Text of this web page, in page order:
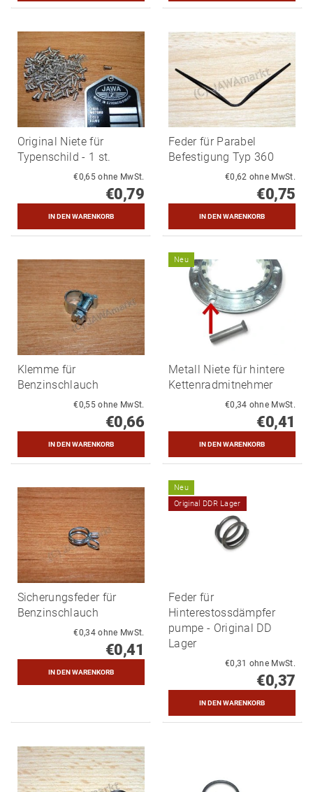
Original Niete für
Typenschild - 1 st.
€0,65 ohne MwSt.
€0,79
Feder für Parabel
Befestigung Typ 360
€0,62 ohne MwSt.
€0,75
Klemme für
Benzinschlauch
€0,55 ohne MwSt.
€0,66
Neu
Metall Niete für hintere
Kettenradmitnehmer
€0,34 ohne MwSt.
€0,41
Sicherungsfeder für
Benzinschlauch
€0,34 ohne MwSt.
€0,41
Neu
Original DDR Lager
Feder für
Hinterestossdämpfer
pumpe - Original DD
Lager
€0,31 ohne MwSt.
€0,37